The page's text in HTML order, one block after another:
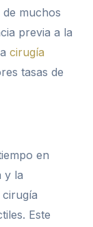
muchos
previa a la
cirugía
tasas de
en
y la
Este